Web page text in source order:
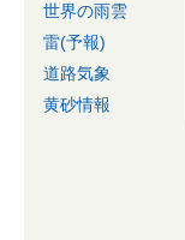
世界の雨雲
雷(予報)
道路気象
黄砂情報